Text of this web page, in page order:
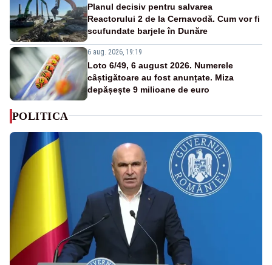
Planul decisiv pentru salvarea
Reactorului 2 de la Cernavodă. Cum vor fi
scufundate barjele în Dunăre
6 aug. 2026, 19:19
Loto 6/49, 6 august 2026. Numerele
câștigătoare au fost anunțate. Miza
depășește 9 milioane de euro
POLITICA